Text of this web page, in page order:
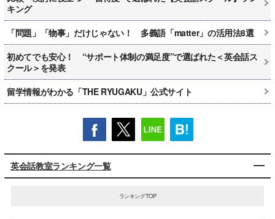
キング
「問題」「物事」だけじゃない！ 多義語「matter」の活用法8選
初めてでも安心！ “サポート体制の満足度”で選ばれた＜英会話ス
クール＞を発表
留学情報がわかる「THE RYUGAKU」公式サイト
英会話教室ランキング一覧
ランキングTOP